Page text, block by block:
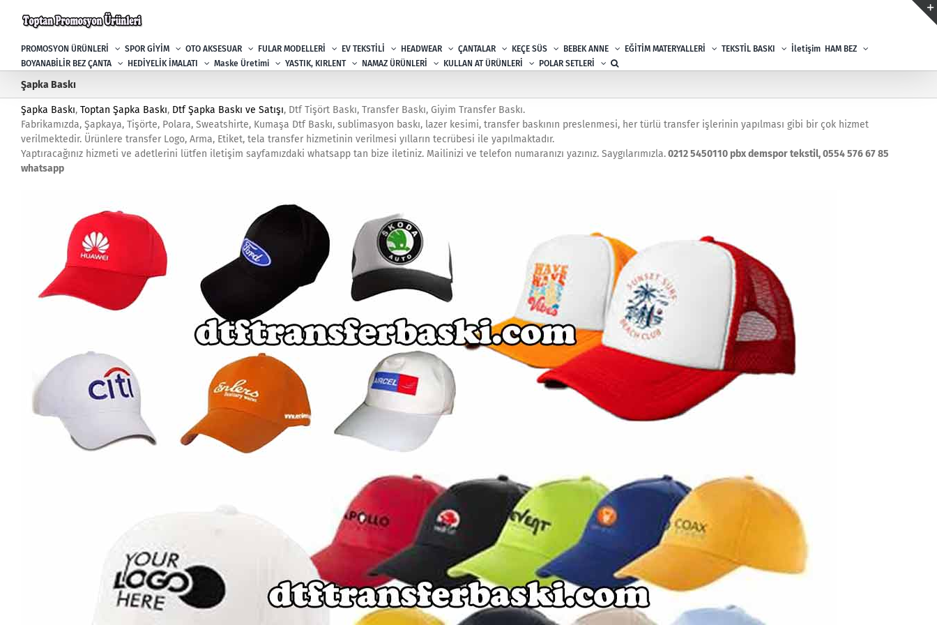
PROMOSYON ÜRÜNLERİ SPOR GİYİM OTO AKSESUAR FULAR MODELLERİ EV TEKSTİLİ HEADWEAR ÇANTALAR KEÇE SÜS BEBEK ANNE EĞİTİM MATERYALLERİ TEKSTİL BASKI İletişim HAM BEZ
BOYANABİLİR BEZ ÇANTA
HEDİYELİK İMALATI Maske Üretimi YASTIK, KIRLENT NAMAZ ÜRÜNLERİ KULLAN AT ÜRÜNLERİ POLAR SETLERİ
Şapka Baskı
Şapka Baskı, Toptan Şapka Baskı, Dtf Şapka Baskı ve Satışı, Dtf Tişört Baskı, Transfer Baskı, Giyim Transfer Baskı.
Fabrikamızda, Şapkaya, Tişörte, Polara, Sweatshirte, Kumaşa Dtf Baskı, sublimasyon baskı, lazer kesimi, transfer baskının preslenmesi, her türlü transfer işlerinin yapılması gibi bir çok hizmet
verilmektedir. Ürünlere transfer Logo, Arma, Etiket, tela transfer hizmetinin verilmesi yılların tecrübesi ile yapılmaktadır.
Yaptıracağınız hizmeti ve adetlerini lütfen iletişim sayfamızdaki whatsapp tan bize iletiniz. Mailinizi ve telefon numaranızı yazınız. Saygılarımızla.0212 5450110 pbx demspor tekstil, 0554 576 67 85
whatsapp